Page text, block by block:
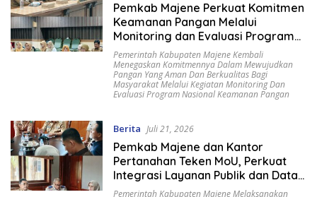
Pemkab Majene Perkuat Komitmen
Keamanan Pangan Melalui
Monitoring dan Evaluasi Program
Nasional BPOM
Pemerintah Kabupaten Majene Kembali
Menegaskan Komitmennya Dalam Mewujudkan
Pangan Yang Aman Dan Berkualitas Bagi
Masyarakat Melalui Kegiatan Monitoring Dan
Evaluasi Program Nasional Keamanan Pangan
Berita Juli 21, 2026
Pemkab Majene dan Kantor
Pertanahan Teken MoU, Perkuat
Integrasi Layanan Publik dan Data
Pajak Daerah
Pemerintah Kabupaten Majene Melaksanakan